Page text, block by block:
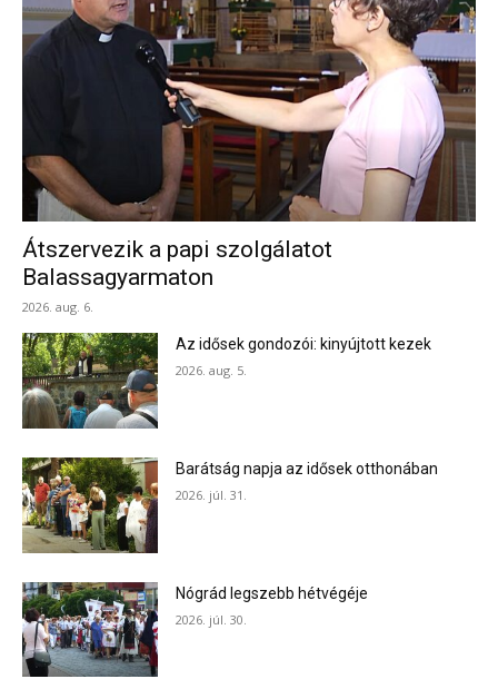
Átszervezik a papi szolgálatot
Balassagyarmaton
2026. aug. 6.
Az idősek gondozói: kinyújtott kezek
2026. aug. 5.
Barátság napja az idősek otthonában
2026. júl. 31.
Nógrád legszebb hétvégéje
2026. júl. 30.